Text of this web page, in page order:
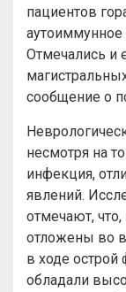
пациентов
аутоиммунное
Отмечались и
сообщение о
несмотря на
инфекция,
явлений.
отмечают,
отложены во
в ходе острой
обладали